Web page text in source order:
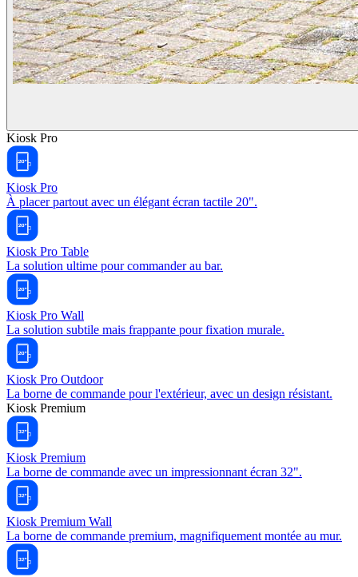
Kiosk Pro
Kiosk Pro
À placer partout avec un élégant écran tactile 20".
Kiosk Pro Table
La solution ultime pour commander au bar.
Kiosk Pro Wall
La solution subtile mais frappante pour fixation murale.
Kiosk Pro Outdoor
La borne de commande pour l'extérieur, avec un design résistant.
Kiosk Premium
Kiosk Premium
La borne de commande avec un impressionnant écran 32".
Kiosk Premium Wall
La borne de commande premium, magnifiquement montée au mur.